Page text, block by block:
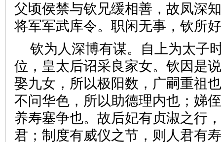
父顷侯禁与钦兄缓相善，故凤深
将军军武库令。职闲无事，
钦为人深博有谋。自上为太子
位，皇太后诏采良家女。钦因是
娶九女，所以极阳数，广嗣重祖
不问华色，所以助德理内也；娣
养寿塞争也。故后妃有贞淑之行
君；制度有威仪之节，则人君有